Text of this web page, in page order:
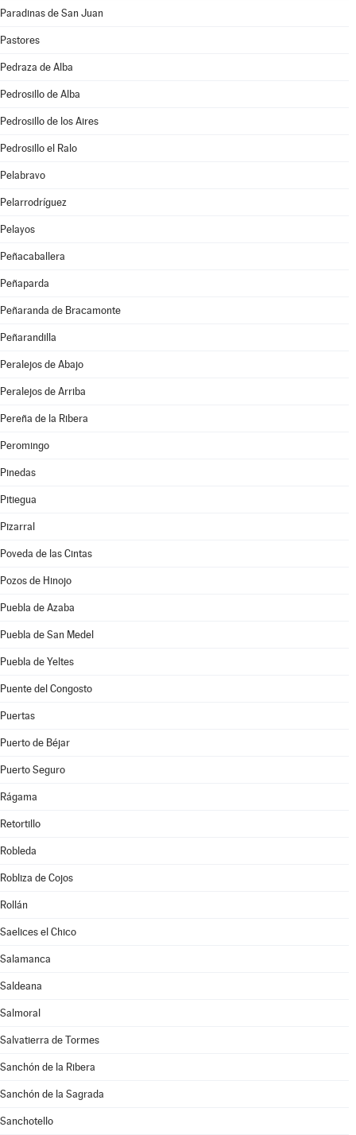
Paradinas de San Juan
Pastores
Pedraza de Alba
Pedrosillo de Alba
Pedrosillo de los Aires
Pedrosillo el Ralo
Pelabravo
Pelarrodríguez
Pelayos
Peñacaballera
Peñaparda
Peñaranda de Bracamonte
Peñarandilla
Peralejos de Abajo
Peralejos de Arriba
Pereña de la Ribera
Peromingo
Pinedas
Pitiegua
Pizarral
Poveda de las Cintas
Pozos de Hinojo
Puebla de Azaba
Puebla de San Medel
Puebla de Yeltes
Puente del Congosto
Puertas
Puerto de Béjar
Puerto Seguro
Rágama
Retortillo
Robleda
Robliza de Cojos
Rollán
Saelices el Chico
Salamanca
Saldeana
Salmoral
Salvatierra de Tormes
Sanchón de la Ribera
Sanchón de la Sagrada
Sanchotello